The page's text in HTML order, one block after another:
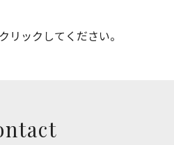
ックしてください。